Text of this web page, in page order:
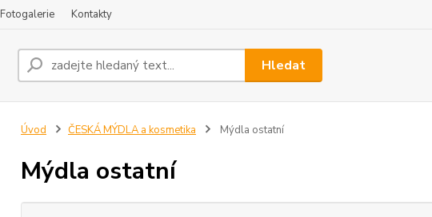
Fotogalerie Kontakty
Hledat
Úvod ČESKÁ MÝDLA a kosmetika Mýdla ostatní
Mýdla ostatní